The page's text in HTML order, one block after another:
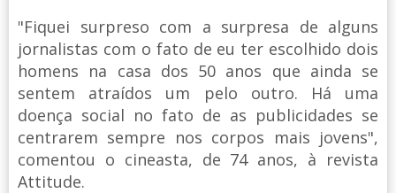
"Fiquei surpreso com a surpresa de alguns
jornalistas com o fato de eu ter escolhido dois
homens na casa dos 50 anos que ainda se
sentem atraídos um pelo outro. Há uma
doença social no fato de as publicidades se
centrarem sempre nos corpos mais jovens",
comentou o cineasta, de 74 anos, à revista
Attitude.